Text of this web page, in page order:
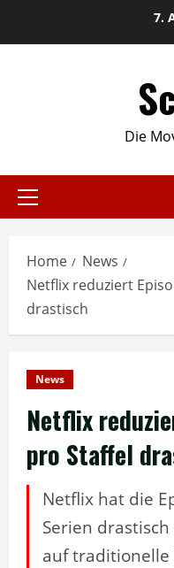
7.
Die
Primary
Home
News
Netflix reduziert
drastisch
News
Netflix
pro Staffel
Netflix hat die
Serien
auf traditionelle